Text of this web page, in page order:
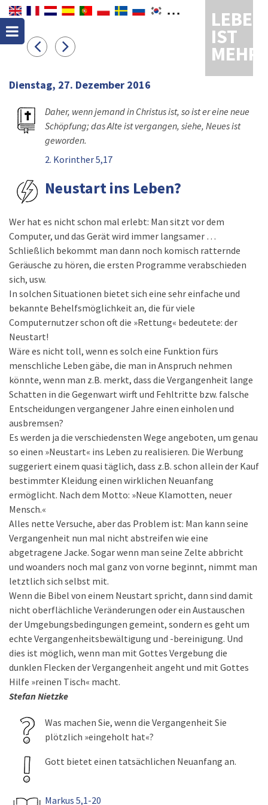
LEBEN
IST
MEHR
Dienstag, 27. Dezember 2016
Daher, wenn jemand in Christus ist, so ist er eine neue
Schöpfung; das Alte ist vergangen, siehe, Neues ist
geworden.
2. Korinther 5,17
Neustart ins Leben?
Wer hat es nicht schon mal erlebt: Man sitzt vor dem
Computer, und das Gerät wird immer langsamer …
Schließlich bekommt man dann noch komisch ratternde
Geräusche zu hören, die ersten Programme verabschieden
sich, usw.
In solchen Situationen bietet sich eine sehr einfache und
bekannte Behelfsmöglichkeit an, die für viele
Computernutzer schon oft die »Rettung« bedeutete: der
Neustart!
Wäre es nicht toll, wenn es solch eine Funktion fürs
menschliche Leben gäbe, die man in Anspruch nehmen
könnte, wenn man z.B. merkt, dass die Vergangenheit lange
Schatten in die Gegenwart wirft und Fehltritte bzw. falsche
Entscheidungen vergangener Jahre einen einholen und
ausbremsen?
Es werden ja die verschiedensten Wege angeboten, um genau
so einen »Neustart« ins Leben zu realisieren. Die Werbung
suggeriert einem quasi täglich, dass z.B. schon allein der Kauf
bestimmter Kleidung einen wirklichen Neuanfang
ermöglicht. Nach dem Motto: »Neue Klamotten, neuer
Mensch.«
Alles nette Versuche, aber das Problem ist: Man kann seine
Vergangenheit nun mal nicht abstreifen wie eine
abgetragene Jacke. Sogar wenn man seine Zelte abbricht
und woanders noch mal ganz von vorne beginnt, nimmt man
letztlich sich selbst mit.
Wenn die Bibel von einem Neustart spricht, dann sind damit
nicht oberflächliche Veränderungen oder ein Austauschen
der Umgebungsbedingungen gemeint, sondern es geht um
echte Vergangenheitsbewältigung und -bereinigung. Und
dies ist möglich, wenn man mit Gottes Vergebung die
dunklen Flecken der Vergangenheit angeht und mit Gottes
Hilfe »reinen Tisch« macht.
Stefan Nietzke
Was machen Sie, wenn die Vergangenheit Sie
plötzlich »eingeholt hat«?
Gott bietet einen tatsächlichen Neuanfang an.
Markus 5,1-20